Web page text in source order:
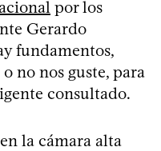
por los
Gerardo
fundamentos,
no nos guste, para
consultado.
la cámara alta